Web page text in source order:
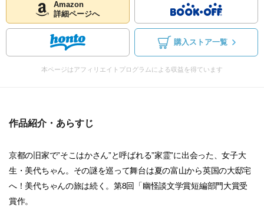
Amazon
詳細ページへ
購入ストア一覧
本ページはアフィリエイトプログラムによる収益を得ています
作品紹介・あらすじ
京都の旧家で”そこはかさん”と呼ばれる”家霊”に出会った、女子大
生・美代ちゃん。その謎を巡って舞台は夏の富山から英国の大邸宅
へ！美代ちゃんの旅は続く。第8回「幽怪談文学賞短編部門大賞受
賞作。